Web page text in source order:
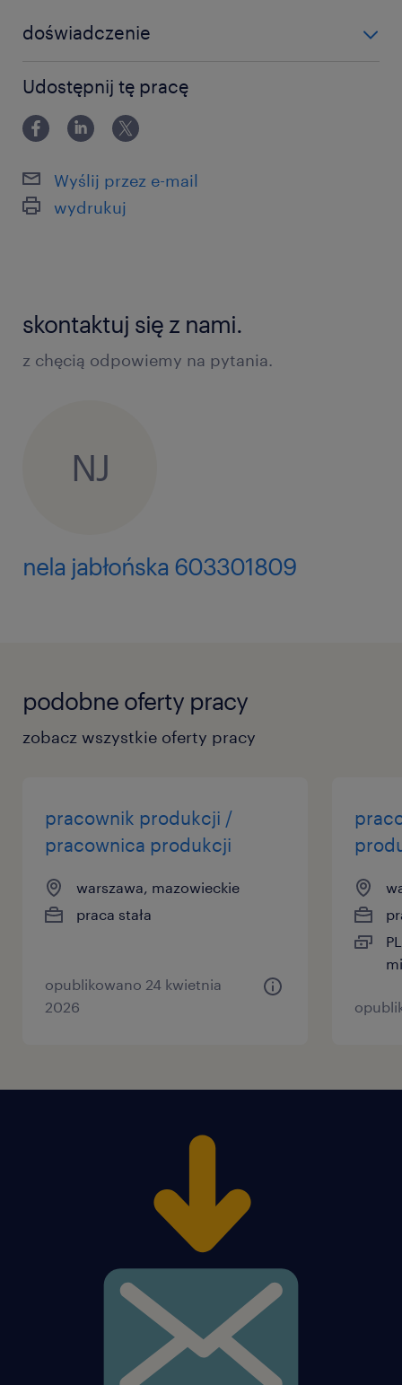
doświadczenie
Udostępnij tę pracę
Wyślij przez e-mail
wydrukuj
skontaktuj się z nami.
z chęcią odpowiemy na pytania.
NJ
nela jabłońska 603301809
podobne oferty pracy
zobacz wszystkie oferty pracy
pracownik produkcji /
pracownica produkcji
warszawa, mazowieckie
praca stała
opublikowano 24 kwietnia
2026